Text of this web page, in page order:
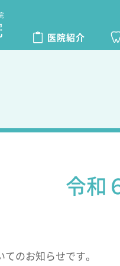
医院紹介
令和
のお知らせです。